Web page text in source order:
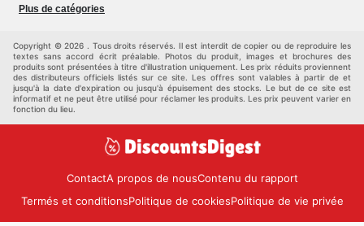
Animalerie
Plus de catégories
Copyright © 2026 . Tous droits réservés. Il est interdit de copier ou de reproduire les
textes sans accord écrit préalable. Photos du produit, images et brochures des
produits sont présentées à titre d'illustration uniquement. Les prix réduits proviennent
des distributeurs officiels listés sur ce site. Les offres sont valables à partir de et
jusqu'à la date d'expiration ou jusqu'à épuisement des stocks. Le but de ce site est
informatif et ne peut être utilisé pour réclamer les produits. Les prix peuvent varier en
fonction du lieu.
ContactA propos de nousContenu du rapport
Termés et conditionsPolitique de cookiesPolitique de vie privée